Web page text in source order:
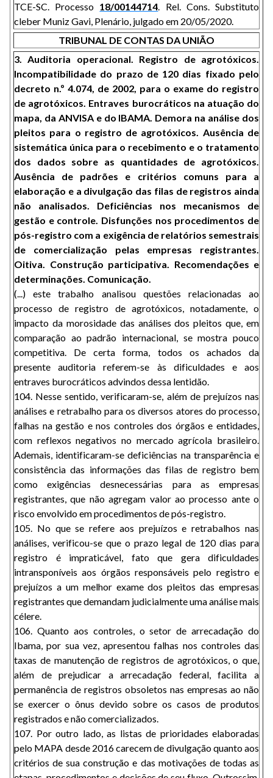
TCE-SC. Processo 18/00144714. Rel. Cons. Substituto
cleber Muniz Gavi, Plenário, julgado em 20/05/2020.
TRIBUNAL DE CONTAS DA UNIÃO
3. Auditoria operacional. Registro de agrotóxicos.
Incompatibilidade do prazo de 120 dias fixado pelo
decreto n.º 4.074, de 2002, para o exame do registro
de agrotóxicos. Entraves burocráticos na atuação do
mapa, da ANVISA e do IBAMA. Demora na análise dos
pleitos para o registro de agrotóxicos. Ausência de
sistemática única para o recebimento e o tratamento
dos dados sobre as quantidades de agrotóxicos.
Ausência de padrões e critérios comuns para a
elaboração e a divulgação das filas de registros ainda
não analisados. Deficiências nos mecanismos de
gestão e controle. Disfunções nos procedimentos de
pós-registro com a exigência de relatórios semestrais
de comercialização pelas empresas registrantes.
Oitiva. Construção participativa. Recomendações e
determinações. Comunicação.
(...) este trabalho analisou questões relacionadas ao
processo de registro de agrotóxicos, notadamente, o
impacto da morosidade das análises dos pleitos que, em
comparação ao padrão internacional, se mostra pouco
competitiva. De certa forma, todos os achados da
presente auditoria referem-se às dificuldades e aos
entraves burocráticos advindos dessa lentidão.
104. Nesse sentido, verificaram-se, além de prejuízos nas
análises e retrabalho para os diversos atores do processo,
falhas na gestão e nos controles dos órgãos e entidades,
com reflexos negativos no mercado agrícola brasileiro.
Ademais, identificaram-se deficiências na transparência e
consistência das informações das filas de registro bem
como exigências desnecessárias para as empresas
registrantes, que não agregam valor ao processo ante o
risco envolvido em procedimentos de pós-registro.
105. No que se refere aos prejuízos e retrabalhos nas
análises, verificou-se que o prazo legal de 120 dias para
registro é impraticável, fato que gera dificuldades
intransponíveis aos órgãos responsáveis pelo registro e
prejuízos a um melhor exame dos pleitos das empresas
registrantes que demandam judicialmente uma análise mais
célere.
106. Quanto aos controles, o setor de arrecadação do
Ibama, por sua vez, apresentou falhas nos controles das
taxas de manutenção de registros de agrotóxicos, o que,
além de prejudicar a arrecadação federal, facilita a
permanência de registros obsoletos nas empresas ao não
se exercer o ônus devido sobre os casos de produtos
registrados e não comercializados.
107. Por outro lado, as listas de prioridades elaboradas
pelo MAPA desde 2016 carecem de divulgação quanto aos
critérios de sua construção e das motivações de todas as